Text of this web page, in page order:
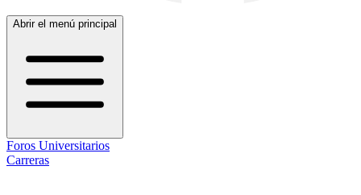
Abrir el menú principal
Foros Universitarios
Carreras